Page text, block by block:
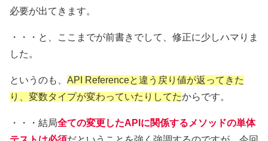
必要が出てきます。
・・・と、ここまでが前書きでして、修正に少しハマりま
した。
というのも、 API Referenceと違う戻り値が返ってきた
り、変数タイプが変わっていたりしてたからです。
・・・結局全ての変更したAPIに関係するメソッドの単体